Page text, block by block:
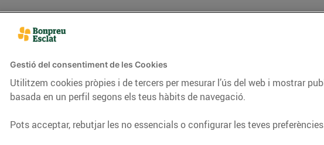
receptes, consells nutricionals, informació d’actualitat
del nostre territori i molts altres temes.
Gestió del consentiment de les Cookies
Utilitzem cookies pròpies i de tercers per mesurar l’ús del web i mostrar
basada en un perfil segons els teus hàbits de navegació.
Pots acceptar, rebutjar les no essencials o configurar les teves